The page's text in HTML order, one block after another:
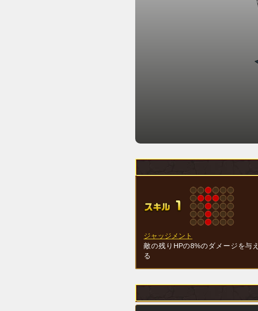
ジャッジメント
敵の残りHPの8%のダメージを与え
る